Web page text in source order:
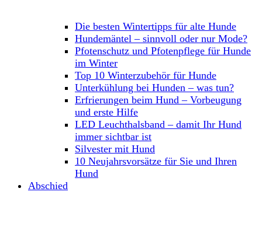
Die besten Wintertipps für alte Hunde
Hundemäntel – sinnvoll oder nur Mode?
Pfotenschutz und Pfotenpflege für Hunde
im Winter
Top 10 Winterzubehör für Hunde
Unterkühlung bei Hunden – was tun?
Erfrierungen beim Hund – Vorbeugung
und erste Hilfe
LED Leuchthalsband – damit Ihr Hund
immer sichtbar ist
Silvester mit Hund
10 Neujahrsvorsätze für Sie und Ihren
Hund
Abschied